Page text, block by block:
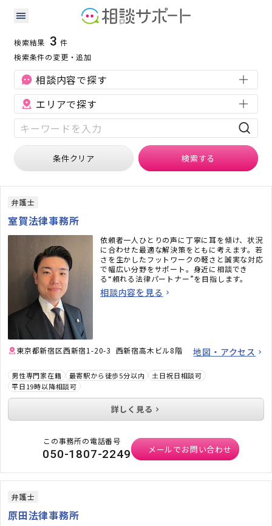
青森県の離婚・浮気に強い専門家の検索結果
離婚・浮気
検索結果 3 件
検索条件の変更・追加
相談内容で探す
エリアで探す
条件クリア 検索する
弁護士
室賀法律事務所
依頼者一人ひとりの声に丁寧に耳を傾け、状況
に合わせた最適な解決策をともに考えます。若
さを生かしたフットワークの軽さと誠実な対応
で幅広い分野をサポート。身近に相談でき
る“頼れる法律パートナー”を目指します。
相談内容を見る
東京都新宿区西新宿1-20-3 西新宿高木ビル8階 地図・アクセス
男性専門家在籍 最寄駅から徒歩5分以内
土日祝日相談可
平日19時以降相談可
詳しく見る
この事務所の電話番号
050-1807-2249 メールでお問い合わせ
弁護士
原田法律事務所